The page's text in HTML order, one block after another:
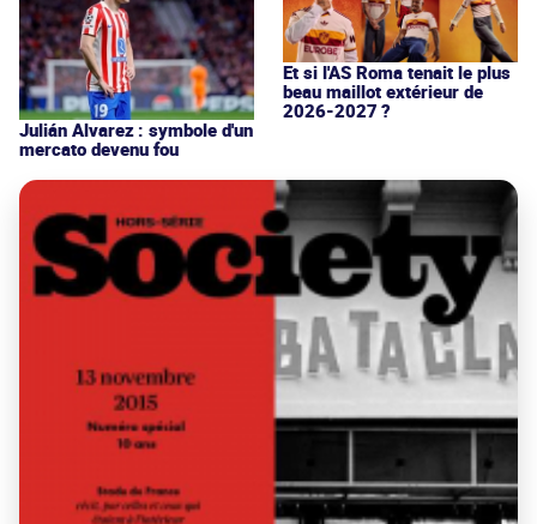
Julián Alvarez : symbole d'un
mercato devenu fou
Et si l'AS Roma tenait le plus
beau maillot extérieur de
2026-2027 ?